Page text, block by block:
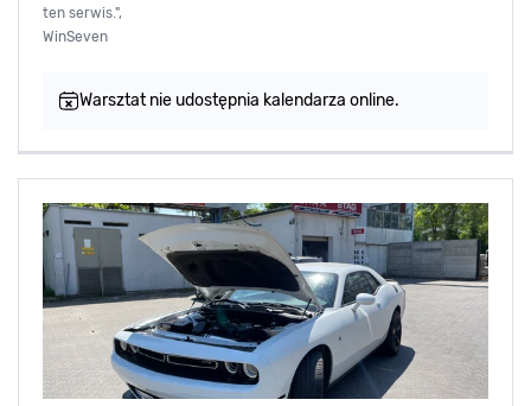
ten serwis.",
WinSeven
Warsztat nie udostępnia kalendarza online.